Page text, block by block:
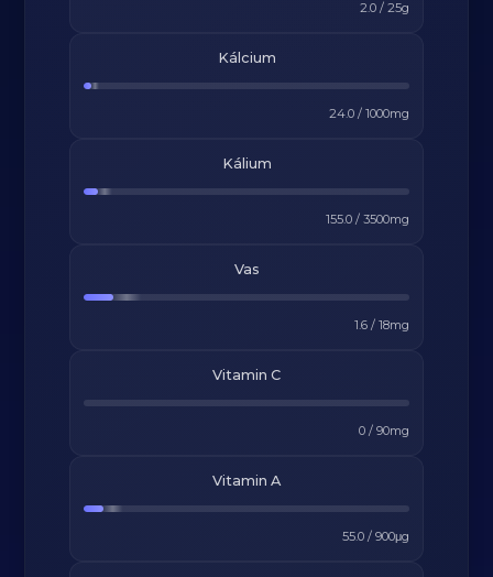
2.0/ 25g
Kálcium
24.0/ 1000mg
Kálium
155.0/ 3500mg
Vas
1.6/ 18mg
Vitamin C
0/ 90mg
Vitamin A
55.0/ 900μg